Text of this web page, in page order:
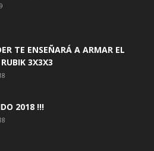
TE ENSEÑARÁ A ARMAR EL
3X3X3
2018 !!!